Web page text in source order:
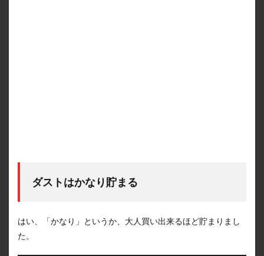
ダストはかなり貯まる
はい、「かなり」というか、大人買い出来るほど貯まりまし
た。